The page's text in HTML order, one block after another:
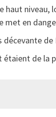
haut niveau,
met en
de
étaient de la